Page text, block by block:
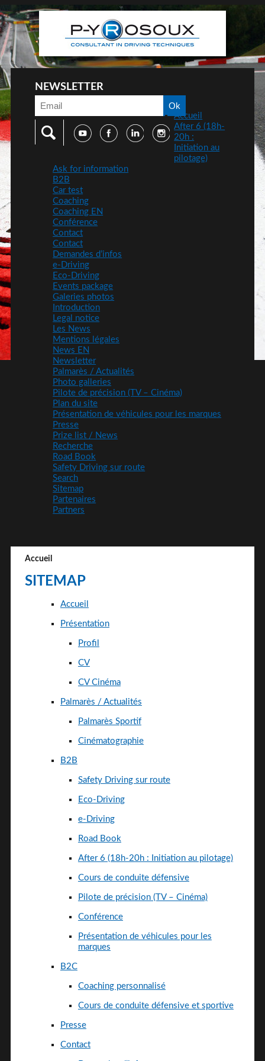
NEWSLETTER
Accueil
After 6 (18h-
20h :
Initiation au
pilotage)
Ask for information
B2B
Car test
Coaching
Coaching EN
Conférence
Contact
Contact
Demandes d’infos
e-Driving
Eco-Driving
Events package
Galeries photos
Introduction
Legal notice
Les News
Mentions légales
News EN
Newsletter
Palmarès / Actualités
Photo galleries
Pilote de précision (TV – Cinéma)
Plan du site
Présentation de véhicules pour les marques
Presse
Prize list / News
Recherche
Road Book
Safety Driving sur route
Search
Sitemap
Partenaires
Partners
Accueil
SITEMAP
Accueil
Présentation
Profil
CV
CV Cinéma
Palmarès / Actualités
Palmarès Sportif
Cinématographie
B2B
Safety Driving sur route
Eco-Driving
e-Driving
Road Book
After 6 (18h-20h : Initiation au pilotage)
Cours de conduite défensive
Pilote de précision (TV – Cinéma)
Conférence
Présentation de véhicules pour les
marques
B2C
Coaching personnalisé
Cours de conduite défensive et sportive
Presse
Contact